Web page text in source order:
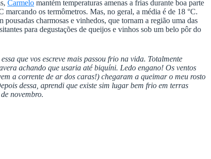
Carmelo mantém temperaturas amenas a frias durante boa parte
marcando os termômetros. Mas, no geral, a média é de 18 °C.
charmosas e vinhedos, que tornam a região uma das
para degustações de queijos e vinhos sob um belo pôr do
que vos escreve mais passou frio na vida. Totalmente
achando que usaria até biquíni. Ledo engano! Os ventos
a corrente de ar dos caras!) chegaram a queimar o meu rosto
dessa, aprendi que existe sim lugar bem frio em terras
novembro.